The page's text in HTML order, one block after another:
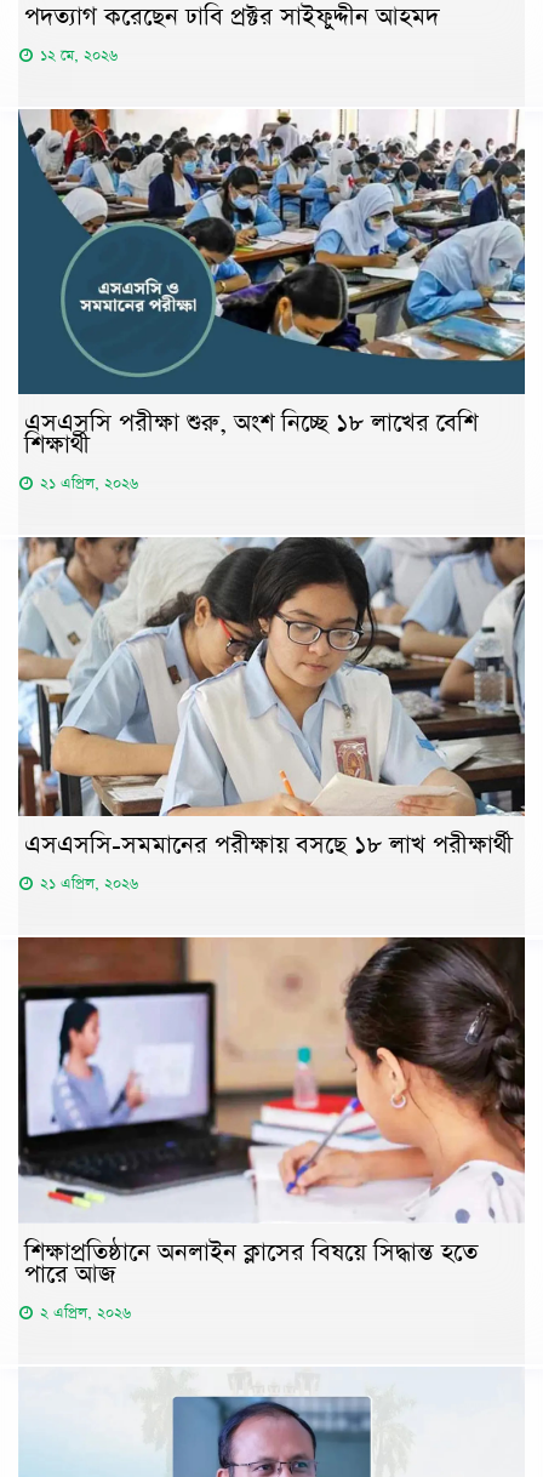
পদত্যাগ করেছেন ঢাবি প্রক্টর সাইফুদ্দীন আহমদ
১২ মে, ২০২৬
এসএসসি পরীক্ষা শুরু, অংশ নিচ্ছে ১৮ লাখের বেশি
শিক্ষার্থী
২১ এপ্রিল, ২০২৬
এসএসসি-সমমানের পরীক্ষায় বসছে ১৮ লাখ পরীক্ষার্থী
২১ এপ্রিল, ২০২৬
শিক্ষাপ্রতিষ্ঠানে অনলাইন ক্লাসের বিষয়ে সিদ্ধান্ত হতে
পারে আজ
২ এপ্রিল, ২০২৬